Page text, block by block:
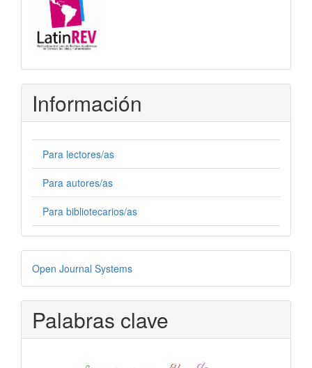
Información
Para lectores/as
Para autores/as
Para bibliotecarios/as
Desarrollado
por
Open Journal Systems
Palabras clave